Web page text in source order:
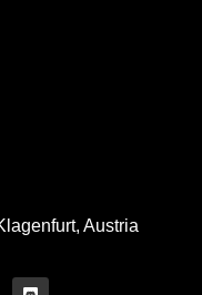
Austria